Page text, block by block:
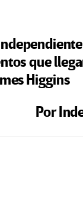
que
Higgins
Por